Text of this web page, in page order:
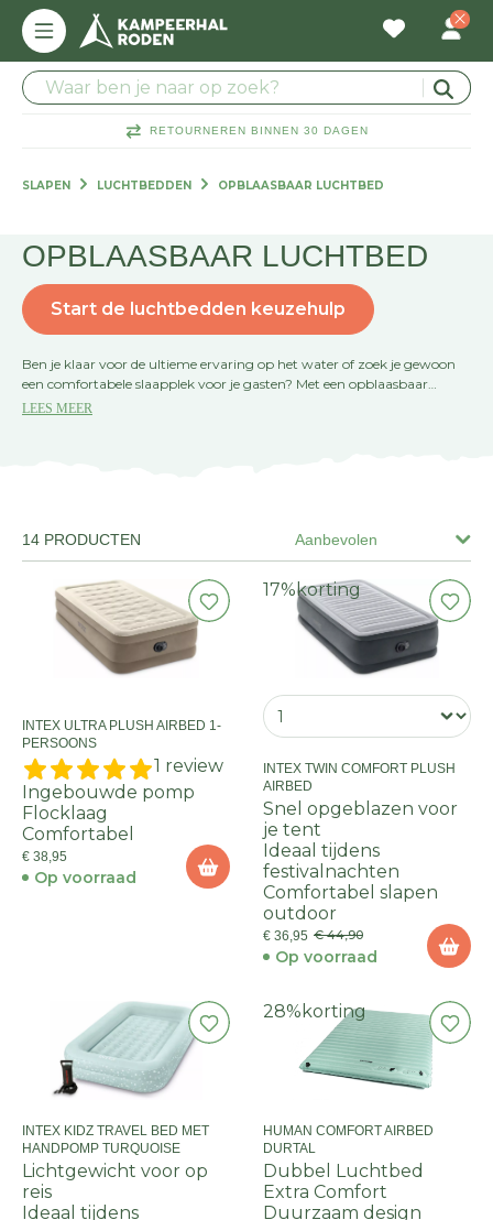
RETOURNEREN BINNEN 30 DAGEN
SLAPEN LUCHTBEDDEN OPBLAASBAAR LUCHTBED
OPBLAASBAAR LUCHTBED
Start de luchtbedden keuzehulp
Ben je klaar voor de ultieme ervaring op het water of zoek je gewoon
een comfortabele slaapplek voor je gasten? Met een opblaasbaar
luchtbed heb je altijd een handige oplossing bij de hand. Of je nu gaat
LEES MEER
Aanbevolen
14 PRODUCTEN
INTEX ULTRA PLUSH AIRBED 1-
PERSOONS
1 review
Ingebouwde pomp
Flocklaag
Comfortabel
€ 38,95
Op voorraad
17%korting
INTEX TWIN COMFORT PLUSH
AIRBED
Snel opgeblazen voor
je tent
Ideaal tijdens
festivalnachten
Comfortabel slapen
outdoor
€ 36,95 € 44,90
Op voorraad
INTEX KIDZ TRAVEL BED MET
HANDPOMP TURQUOISE
Lichtgewicht voor op
reis
Ideaal tijdens
28% korting
HUMAN COMFORT AIRBED
DURTAL
Dubbel Luchtbed
Extra Comfort
Duurzaam design